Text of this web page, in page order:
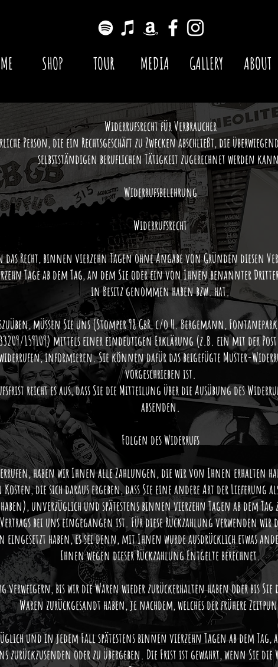
SHOP TOUR MEDIA GALLERY ABOUT
Widerrufsrecht für Verbraucher
Person, die ein Rechtsgeschäft zu Zwecken abschließt, die
selbstständigen beruflichen Tätigkeit zugerechnet werden
Widerrufsbelehrung
Widerrufsrecht
das Recht, binnen vierzehn Tagen ohne Angabe von Gründen diesen
Tage ab dem Tag, an dem Sie oder ein von Ihnen benannter
in Besitz genommen haben bzw. hat.
müssen Sie uns (Stomper 98 GbR, c/o H. Bergemann,
159109) mittels einer eindeutigen Erklärung (z.B. ein mit der
informieren. Sie können dafür das beigefügte Muster-
vorgeschrieben ist.
reicht es aus, dass Sie die Mitteilung über die Ausübung des
absenden.
Folgen des Widerrufs
haben wir Ihnen alle Zahlungen, die wir von Ihnen erhalten
Kosten, die sich daraus ergeben, dass Sie eine andere Art der
unverzüglich und spätestens binnen vierzehn Tagen ab dem
bei uns eingegangen ist. Für diese Rückzahlung verwenden wir
haben, es sei denn, mit Ihnen wurde ausdrücklich etwas
Ihnen wegen dieser Rückzahlung Entgelte berechnet.
bis wir die Waren wieder zurückerhalten haben oder bis Sie
Waren zurückgesandt haben, je nachdem, welches der frühere
und in jedem Fall spätestens binnen vierzehn Tagen ab dem Tag,
zurückzusenden oder zu übergeben. Die Frist ist gewahrt, wenn Sie